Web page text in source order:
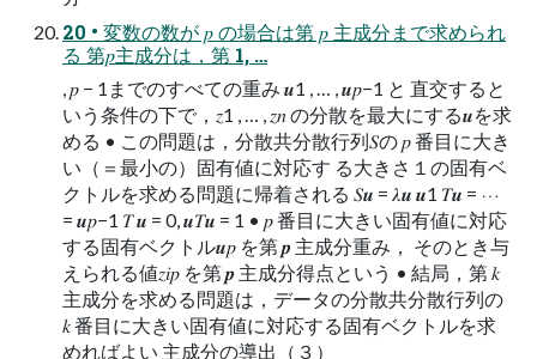
20 • 変数の数が 𝑝 の場合は第 𝑝 主成分まで求められ
る 第𝑝主成分は，第 1, …
, 𝑝 − 1までのすべての重み 𝒖1 , … , 𝒖𝑝−1 と 直交すると
いう条件の下で，𝑧1 , … , 𝑧𝑛 の分散を最大にする𝒖を求
める • この問題は，分散共分散行列𝑆の 𝑝 番目に大き
い（＝最小の）固有値に対応す る大きさ１の固有ベ
クトルを求める問題に帰着される 𝑆𝒖 = 𝜆𝒖 𝒖1 𝑇𝒖 = ⋯
= 𝒖𝑝−1 𝑇 𝒖 = 0, 𝒖𝑇𝒖 = 1 • 𝑝 番目に大きい固有値に対応
する固有ベクトル𝒖𝑝 を第 𝒑 主成分重み， そのとき与
えられる値𝑧𝑖𝑝 を第 𝒑 主成分得点という • 結局，第 𝑘
主成分を求める問題は，データの分散共分散行列の
𝑘 番目に大きい固有値に対応する固有ベクトルを求
めればよい 主成分の導出（３）